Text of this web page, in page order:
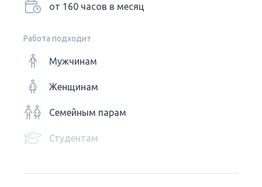
от 160 часов в месяц
Работа подходит
Мужчинам
Женщинам
Семейным парам
Студентам